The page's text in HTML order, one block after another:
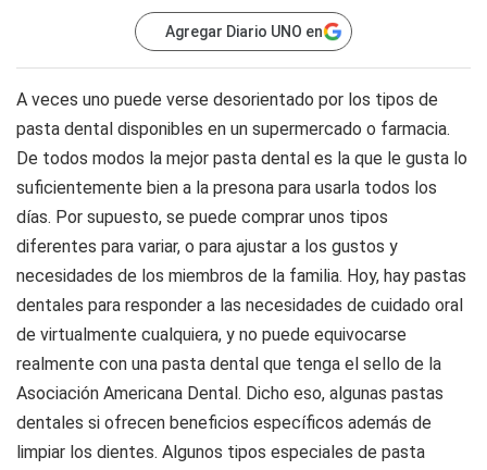
Agregar Diario UNO en
A veces uno puede verse desorientado por los tipos de
pasta dental disponibles en un supermercado o farmacia.
De todos modos la mejor pasta dental es la que le gusta lo
suficientemente bien a la presona para usarla todos los
días. Por supuesto, se puede comprar unos tipos
diferentes para variar, o para ajustar a los gustos y
necesidades de los miembros de la familia. Hoy, hay pastas
dentales para responder a las necesidades de cuidado oral
de virtualmente cualquiera, y no puede equivocarse
realmente con una pasta dental que tenga el sello de la
Asociación Americana Dental. Dicho eso, algunas pastas
dentales si ofrecen beneficios específicos además de
limpiar los dientes. Algunos tipos especiales de pasta